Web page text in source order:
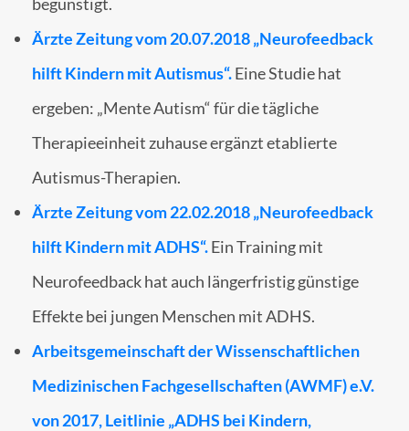
Ärzte Zeitung vom 20.07.2018 „Neurofeedback
hilft Kindern mit Autismus“.Eine Studie hat
ergeben: „Mente Autism“ für die tägliche
Therapieeinheit zuhause ergänzt etablierte
Autismus-Therapien.
Ärzte Zeitung vom 22.02.2018 „Neurofeedback
hilft Kindern mit ADHS“.Ein Training mit
Neurofeedback hat auch längerfristig günstige
Effekte bei jungen Menschen mit ADHS.
Arbeitsgemeinschaft der Wissenschaftlichen
Medizinischen Fachgesellschaften (AWMF) e.V.
von 2017, Leitlinie „ADHS bei Kindern,